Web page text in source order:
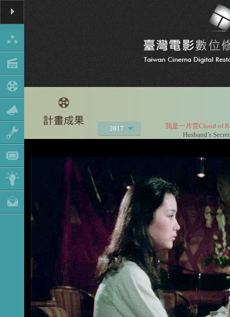
2017
2019
2018
2016
2015
2014
2013
我是一片雲Cloud of
Husband’s Secret